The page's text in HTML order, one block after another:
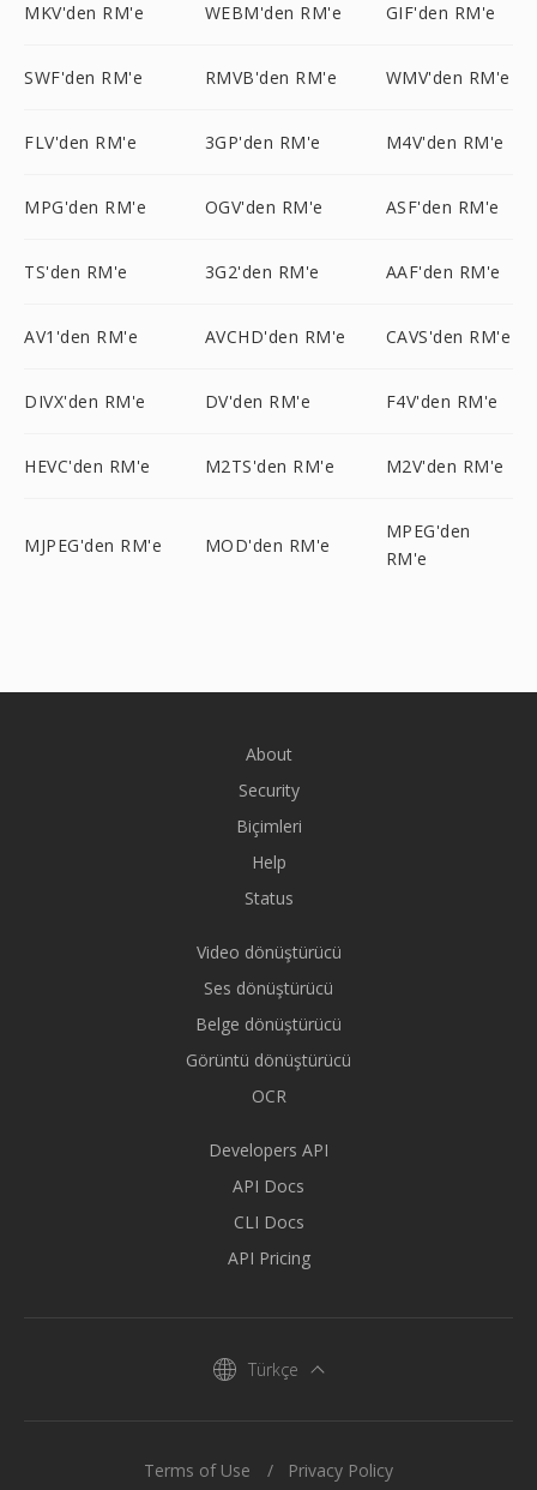
MKV'den RM'e WEBM'den RM'e GIF'den RM'e
SWF'den RM'e RMVB'den RM'e WMV'den RM'e
FLV'den RM'e 3GP'den RM'e M4V'den RM'e
MPG'den RM'e OGV'den RM'e ASF'den RM'e
TS'den RM'e 3G2'den RM'e AAF'den RM'e
AV1'den RM'e AVCHD'den RM'e CAVS'den RM'e
DIVX'den RM'e DV'den RM'e F4V'den RM'e
HEVC'den RM'e M2TS'den RM'e M2V'den RM'e
MJPEG'den RM'e MOD'den RM'e
MPEG'den
RM'e
About
Security
Biçimleri
Help
Status
Video dönüştürücü
Ses dönüştürücü
Belge dönüştürücü
Görüntü dönüştürücü
OCR
Developers API
API Docs
CLI Docs
API Pricing
Türkçe
Terms of Use Privacy Policy